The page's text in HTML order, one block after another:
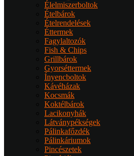
Élelmiszerboltok
Ételbárok
Ételrendelések
Éttermek
Fagylaltozók
Fish & Chips
Grillbárok
Gyorséttermek
Ínyencboltok
Kávéházak
Kocsmák
Koktélbárok
Lacikonyhák
Látványpékségek
Pálinkafőzdék
Pálinkáriumok
Pincészetek